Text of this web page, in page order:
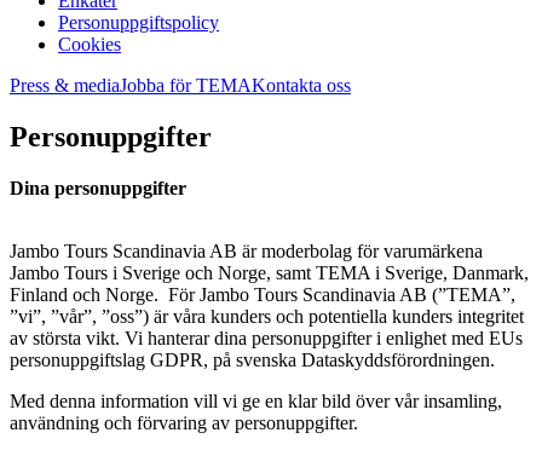
Personuppgiftspolicy
Cookies
Press & mediaJobba för TEMAKontakta oss
Personuppgifter
Dina personuppgifter
Jambo Tours Scandinavia AB är moderbolag för varumärkena
Jambo Tours i Sverige och Norge, samt TEMA i Sverige, Danmark,
Finland och Norge. För Jambo Tours Scandinavia AB (”TEMA”,
”vi”, ”vår”, ”oss”) är våra kunders och potentiella kunders integritet
av största vikt. Vi hanterar dina personuppgifter i enlighet med EUs
personuppgiftslag GDPR, på svenska Dataskyddsförordningen.
Med denna information vill vi ge en klar bild över vår insamling,
användning och förvaring av personuppgifter.